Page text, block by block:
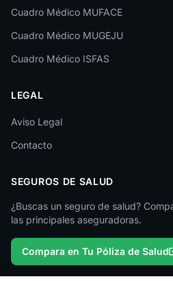
Lleida
Lugo
Málaga
Melilla
Murcia
Palencia
Pontevedra
Salamanca
Cuadro Médico MUFACE
Cuadro Médico MUGEJU
Cuadro Médico ISFAS
LEGAL
Aviso Legal
Contacto
SEGUROS DE SALUD
¿Buscas un seguro de salud?
las principales aseguradoras.
Compara en Tu Póliza de Salud